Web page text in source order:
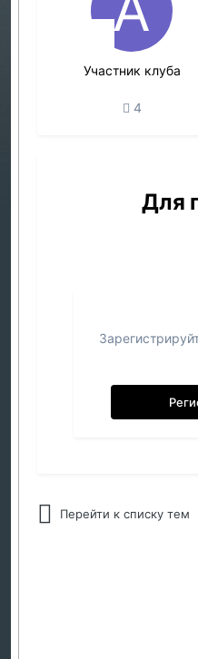
Участник клуба
4
Для
Перейти к списку тем